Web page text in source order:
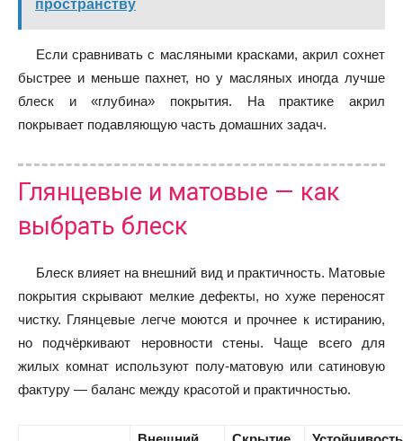
пространству
Если сравнивать с масляными красками, акрил сохнет
быстрее и меньше пахнет, но у масляных иногда лучше
блеск и «глубина» покрытия. На практике акрил
покрывает подавляющую часть домашних задач.
Глянцевые и матовые — как
выбрать блеск
Блеск влияет на внешний вид и практичность. Матовые
покрытия скрывают мелкие дефекты, но хуже переносят
чистку. Глянцевые легче моются и прочнее к истиранию,
но подчёркивают неровности стены. Чаще всего для
жилых комнат используют полу-матовую или сатиновую
фактуру — баланс между красотой и практичностью.